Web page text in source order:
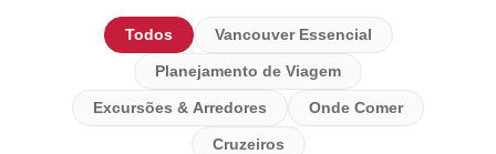
Todos Vancouver Essencial
Planejamento de Viagem
Excursões & Arredores Onde Comer
Cruzeiros